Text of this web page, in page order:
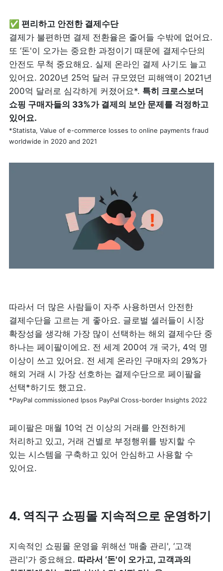
✅ 편리하고 안전한 결제수단
결제가 불편하면 결제 전환율은 줄어들 수밖에 없어요.
또 ‘돈'이 오가는 중요한 과정이기 때문에 결제수단의
안전도 무척 중요해요. 실제 온라인 결제 사기도 늘고
있어요. 2020년 25억 달러 규모였던 피해액이 2021년
200억 달러로 심각하게 커졌어요*. 특히 크로스보더
쇼핑 구매자들의 33%가 결제의 보안 문제를 걱정하고
있어요.
*Statista, Value of e-commerce losses to online payments fraud
worldwide in 2020 and 2021
따라서 더 많은 사람들이 자주 사용하면서 안전한
결제수단을 고르는 게 좋아요. 글로벌 셀러들이 시장
확장성을 생각해 가장 많이 선택하는 해외 결제수단 중
하나는 페이팔이에요. 전 세계 200여 개 국가, 4억 명
이상이 쓰고 있어요. 전 세계 온라인 구매자의 29%가
해외 거래 시 가장 선호하는 결제수단으로 페이팔을
*PayPal commissioned lpsos PayPal Cross-border Insights 2022
페이팔은 매월 10억 건 이상의 거래를 안전하게
처리하고 있고, 거래 건별로 부정행위를 방지할 수
있는 시스템을 구축하고 있어 안심하고 사용할 수
있어요.
4. 역직구 쇼핑몰 지속적으로 운영하기
지속적인 쇼핑몰 운영을 위해선 ‘매출 관리', ‘고객
관리'가 중요해요. 따라서 ‘돈'이 오가고, 고객과의